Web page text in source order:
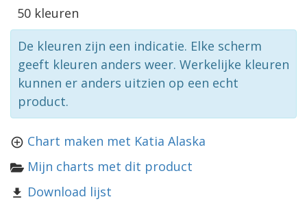
50 kleuren
De kleuren zijn een indicatie. Elke scherm
geeft kleuren anders weer. Werkelijke kleuren
kunnen er anders uitzien op een echt
product.
Chart maken met Katia Alaska
Mijn charts met dit product
Download lijst